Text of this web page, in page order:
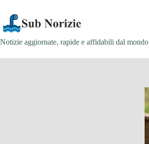
contenuto
Notizie aggiornate, rapide e affidabili dal mondo